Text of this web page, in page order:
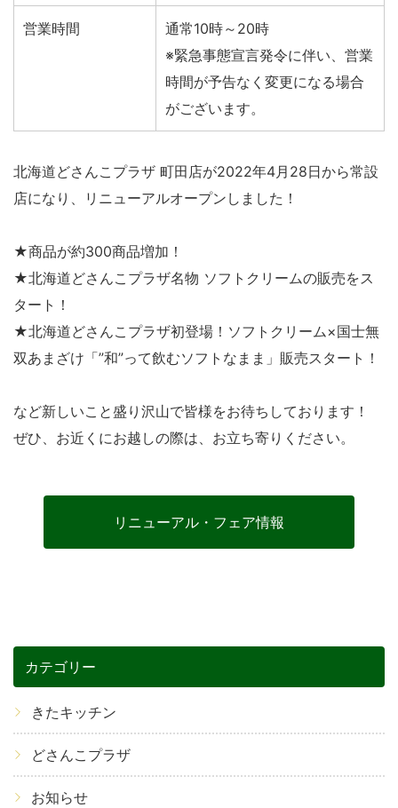
営業時間
通常10時～20時
※緊急事態宣言発令に伴い、営業
時間が予告なく変更になる場合
がございます。
北海道どさんこプラザ 町田店が2022年4月28日から常設
店になり、リニューアルオープンしました！
★商品が約300商品増加！
★北海道どさんこプラザ名物 ソフトクリームの販売をス
タート！
★北海道どさんこプラザ初登場！ソフトクリーム×国士無
双あまざけ「”和”って飲むソフトなまま」販売スタート！
など新しいこと盛り沢山で皆様をお待ちしております！
ぜひ、お近くにお越しの際は、お立ち寄りください。
リニューアル・フェア情報
カテゴリー
きたキッチン
どさんこプラザ
お知らせ